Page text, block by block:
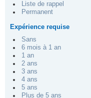
Liste de rappel
Permanent
Expérience requise
Sans
6 mois à 1 an
1 an
2 ans
3 ans
4 ans
5 ans
Plus de 5 ans